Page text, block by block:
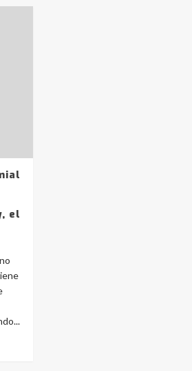
el
de los combustibles en
desde YPF hasta Axion
de Cereales de Bahía
que Agosto vendrá
y heladas, en gran parte